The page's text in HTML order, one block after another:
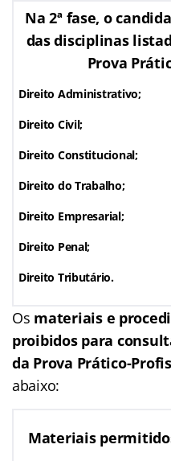
Na 2ª fase, o
das disciplinas
Prova
Direito Administrativo;
Direito Civil;
Direito Constitucional;
Direito do Trabalho;
Direito Empresarial;
Direito Penal;
Direito Tributário.
Os materiais e
proibidos para
da Prova Prático-
abaixo:
Materiais